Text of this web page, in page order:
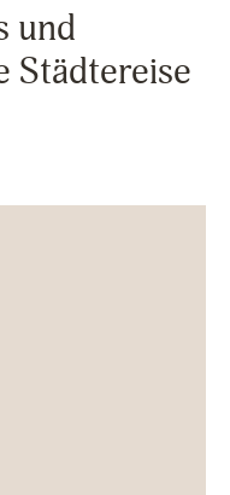
und
Städtereise